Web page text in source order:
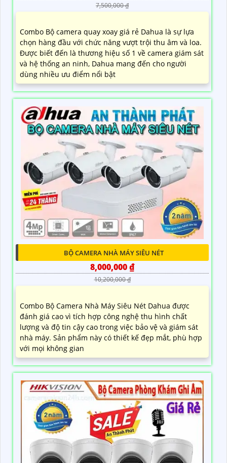
7,500,000 ₫
Combo Bộ camera quay xoay giá rẻ Dahua là sự lựa
chọn hàng đầu với chức năng vượt trội thu âm và loa.
Được biết đến là thương hiệu số 1 về camera giám sát
và hệ thống an ninh, Dahua mang đến cho người
dùng nhiều ưu điểm nổi bật
BỘ CAMERA NHÀ MÁY SIÊU NÉT
8,000,000 ₫
10,200,000 ₫
Combo Bộ Camera Nhà Máy Siêu Nét Dahua được
đánh giá cao vì tích hợp công nghệ thu hình chất
lượng và độ tin cậy cao trong việc bảo vệ và giám sát
nhà máy. Sản phẩm này có thiết kế đẹp mắt, phù hợp
với mọi không gian